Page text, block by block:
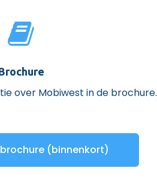
over Mobiwest in de brochure.
(binnenkort)